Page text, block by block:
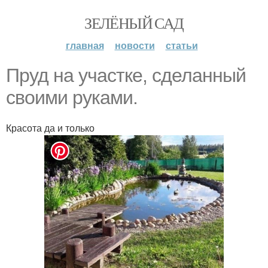
ЗЕЛЁНЫЙ САД
главная новости статьи
Пруд на участке, сделанный
своими руками.
Красота да и только